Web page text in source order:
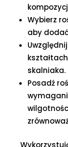
Wybierz
aby
skalniaka.
Posadź